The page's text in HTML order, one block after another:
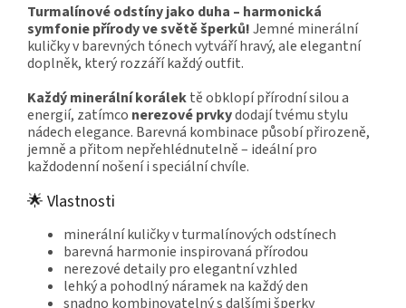
Turmalínové odstíny jako duha – harmonická
symfonie přírody ve světě šperků!Jemné minerální
kuličky v barevných tónech vytváří hravý, ale elegantní
doplněk, který rozzáří každý outfit.
Každý minerální korálektě obklopí přírodní silou a
energií, zatímco nerezové prvkydodají tvému stylu
nádech elegance. Barevná kombinace působí přirozeně,
jemně a přitom nepřehlédnutelně – ideální pro
každodenní nošení i speciální chvíle.
🌟 Vlastnosti
minerální kuličky v turmalínových odstínech
barevná harmonie inspirovaná přírodou
nerezové detaily pro elegantní vzhled
lehký a pohodlný náramek na každý den
snadno kombinovatelný s dalšími šperky